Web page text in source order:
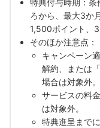
特典付与時期：
ろから、最大3か
1,500ポイント、
そのほか注意点：
キャンペーン
解約、または
場合は対象外。
サービスの料
は対象外。
特典進呈まで